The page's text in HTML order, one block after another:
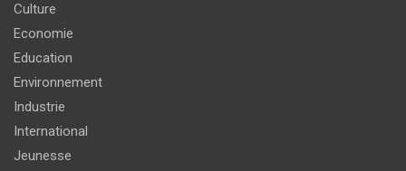
Culture
Economie
Education
Environnement
Industrie
International
Jeunesse